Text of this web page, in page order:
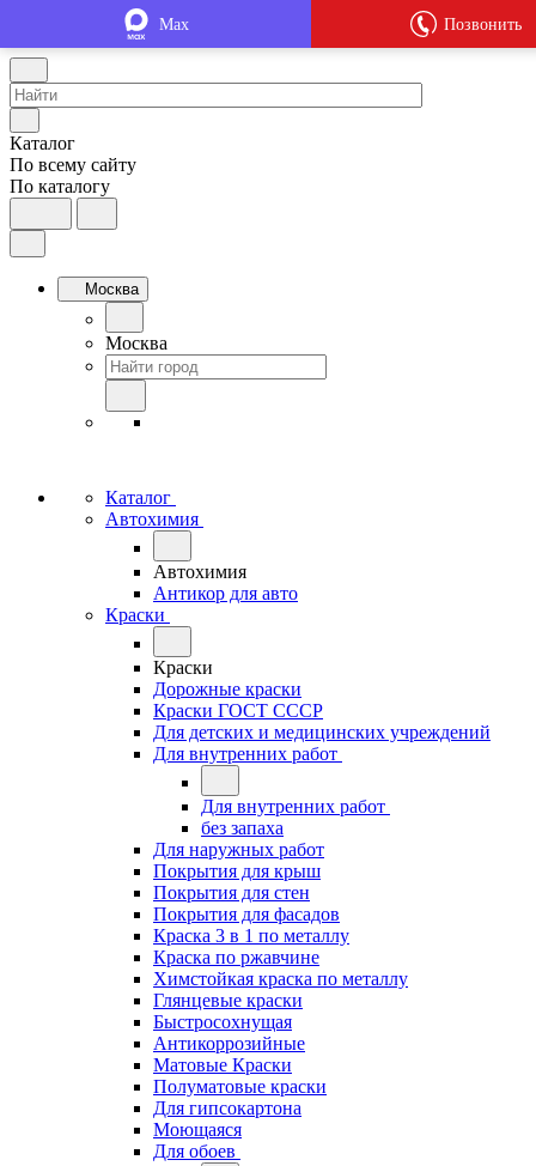
Каталог
По всему сайту
По каталогу
Москва
Москва
Каталог
Автохимия
Автохимия
Антикор для авто
Краски
Краски
Дорожные краски
Краски ГОСТ СССР
Для детских и медицинских учреждений
Для внутренних работ
Для внутренних работ
без запаха
Для наружных работ
Покрытия для крыш
Покрытия для стен
Покрытия для фасадов
Краска 3 в 1 по металлу
Краска по ржавчине
Химстойкая краска по металлу
Глянцевые краски
Быстросохнущая
Антикоррозийные
Матовые Краски
Полуматовые краски
Для гипсокартона
Моющаяся
Для обоев
Max Позвонить